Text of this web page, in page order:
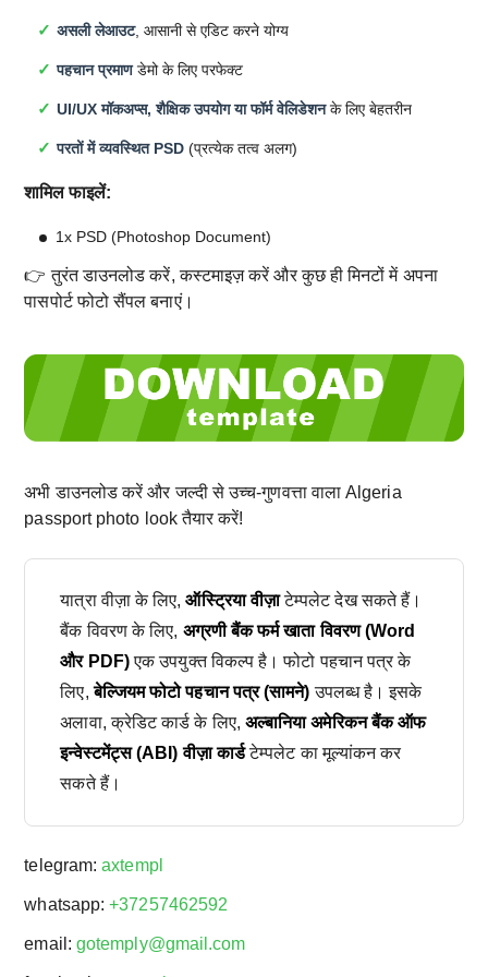
असली लेआउट, आसानी से एडिट करने योग्य
पहचान प्रमाणडेमो के लिए परफेक्ट
UI/UX मॉकअप्स, शैक्षिक उपयोग या फॉर्म वेलिडेशनके लिए बेहतरीन
परतों में व्यवस्थित PSD (प्रत्येक तत्व अलग)
शामिल फाइलें:
1x PSD (Photoshop Document)
👉 तुरंत डाउनलोड करें, कस्टमाइज़ करें और कुछ ही मिनटों में अपना
पासपोर्ट फोटो सैंपल बनाएं।
अभी डाउनलोड करें और जल्दी से उच्च-गुणवत्ता वाला Algeria
passport photo look तैयार करें!
यात्रा वीज़ा के लिए,ऑस्ट्रिया वीज़ाटेम्पलेट देख सकते हैं।
बैंक विवरण के लिए, अग्रणी बैंक फर्म खाता विवरण (Word
और PDF)एक उपयुक्त विकल्प है। फोटो पहचान पत्र के
लिए,बेल्जियम फोटो पहचान पत्र (सामने) उपलब्ध है। इसके
अलावा, क्रेडिट कार्ड के लिए, अल्बानिया अमेरिकन बैंक ऑफ
इन्वेस्टमेंट्स (ABI) वीज़ा कार्डटेम्पलेट का मूल्यांकन कर
सकते हैं।
telegram:axtempl
whatsapp:+37257462592
email: gotemply@gmail.com